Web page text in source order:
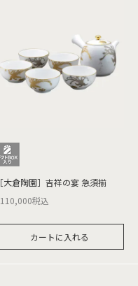
［大倉陶園］吉祥の宴 急須揃
110,000税込
カートに入れる